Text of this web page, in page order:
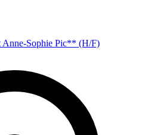
Anne-Sophie Pic** (H/F)